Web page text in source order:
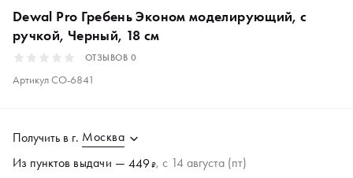
Dewal Pro Гребень Эконом моделирующий, с
ручкой, Черный, 18 см
ОТЗЫВОВ 0
АртикулCO-6841
Получить в г. Москва
Из пунктов выдачи — 449₽, c 14 августа (пт)